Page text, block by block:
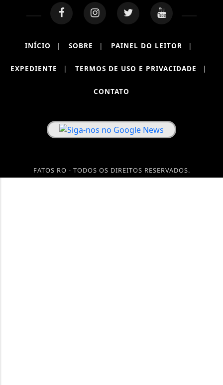
INÍCIO | SOBRE | PAINEL DO LEITOR |
EXPEDIENTE | TERMOS DE USO E PRIVACIDADE |
CONTATO
FATOS RO - TODOS OS DIREITOS RESERVADOS.